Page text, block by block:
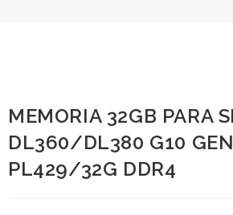
MEMORIA 32GB PARA
DL360/DL380 G10
PL429/32G DDR4